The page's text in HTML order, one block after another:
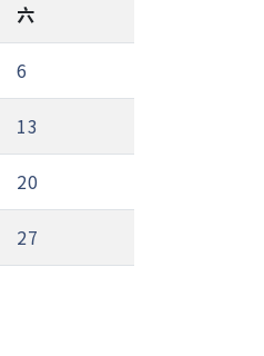
六
6
13
20
27